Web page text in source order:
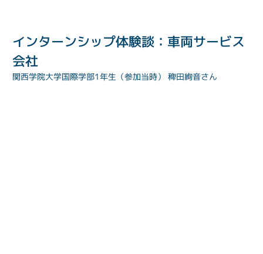
インターンシップ体験談：車両サービス
会社
関西学院大学国際学部1年生（参加当時） 稗田絢音さん